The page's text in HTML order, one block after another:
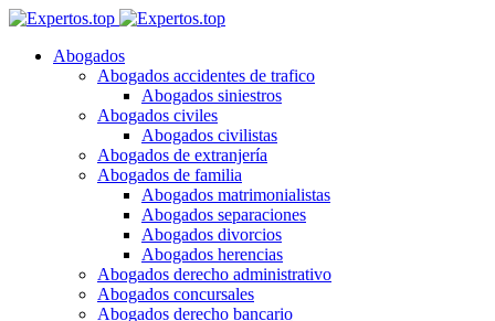
Abogados
Abogados accidentes de trafico
Abogados siniestros
Abogados civiles
Abogados civilistas
Abogados de extranjería
Abogados de familia
Abogados matrimonialistas
Abogados separaciones
Abogados divorcios
Abogados herencias
Abogados derecho administrativo
Abogados concursales
Abogados derecho bancario